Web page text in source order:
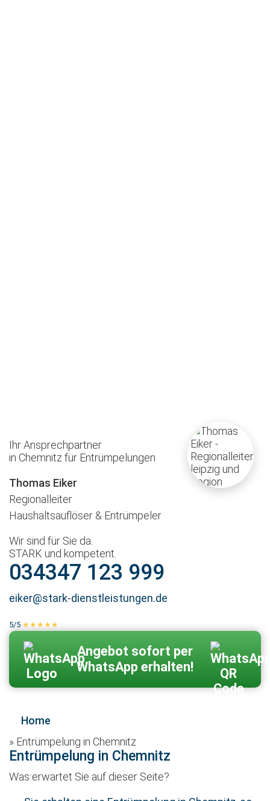
Ihr Ansprechpartner
in Chemnitz für Entrümpelungen
Thomas Eiker
Regionalleiter
Haushaltsauflöser & Entrümpeler
Wir sind für Sie da.
STARK und kompetent.
034347 123 999
eiker@stark-dienstleistungen.de
5/5 ★★★★★
100 % echte Kundenbewertungen
Zum KontaktformularAngebot sofort per
WhatsApp erhalten!
Home
» Entrümpelung in Chemnitz
Entrümpelung in Chemnitz
Was erwartet Sie auf dieser Seite?